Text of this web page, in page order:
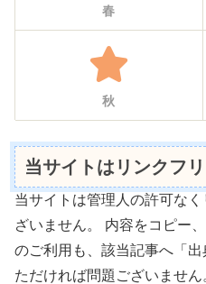
春
秋
当サイトはリンクフ
当サイトは管理人の許可な
ざいません。 内容をコピー
のご利用も、該当記事へ「
ただければ問題ございませ